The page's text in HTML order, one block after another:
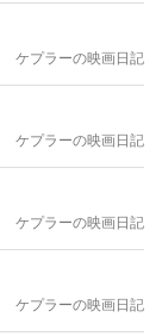
ケプラーの映画日記
ケプラーの映画日記
ケプラーの映画日記
ケプラーの映画日記